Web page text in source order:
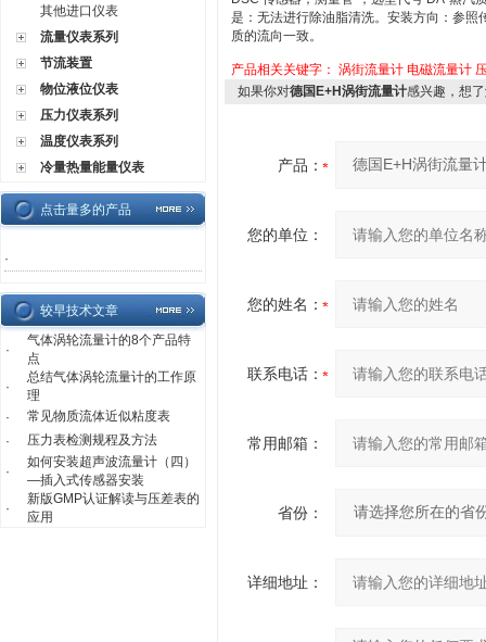
其他进口仪表
流量仪表系列
节流装置
物位液位仪表
压力仪表系列
温度仪表系列
冷量热量能量仪表
点击量多的产品
·
较早技术文章
·
气体涡轮流量计的8个产品特
点
·
总结气体涡轮流量计的工作原
理
·
常见物质流体近似粘度表
·
压力表检测规程及方法
·
如何安装超声波流量计（四）
—插入式传感器安装
·
新版GMP认证解读与压差表的
应用
是：无法进行除油脂清洗。安装方向：参
质的流向一致。
产品相关关键字： 涡街流量计 电磁流量计
如果你对德国E+H涡街流量计感兴趣，想
产品：
您的单位：
您的姓名：
联系电话：
常用邮箱：
省份：
详细地址：